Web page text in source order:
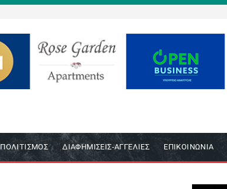
ΠΟΛΙΤΙΣΜΌΣ ΔΙΑΦΗΜΊΣΕΙΣ-ΑΓΓΕΛΊΕΣ ΕΠΙΚΟΙΝΩΝΙΑ